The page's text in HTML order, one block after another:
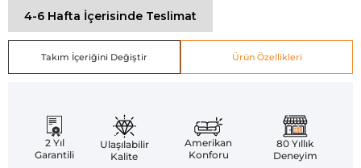
4-6 Hafta İçerisinde Teslimat
Takım İçeriğini Değiştir Ürün Özellikleri
2 Yıl
Garantili
Ulaşılabilir
Kalite
Amerikan
Konforu
80 Yıllık
Deneyim